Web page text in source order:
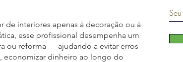
de interiores apenas à decoração ou à
esse profissional desempenha um
ou reforma — ajudando a evitar erros
economizar dinheiro ao longo do